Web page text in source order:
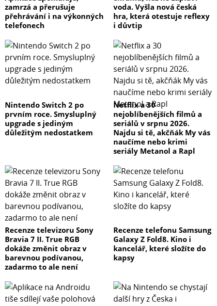
zamrzá a přerušuje
přehrávání i na výkonných
telefonech
voda. Vyšla nová česká
hra, která otestuje reflexy
i důvtip
Nintendo Switch 2 po
prvním roce. Smysluplný
upgrade s jediným
důležitým nedostatkem
Netflix a 30
nejoblíbenějších filmů a
seriálů v srpnu 2026.
Najdu si tě, akčňák My vás
naučíme nebo krimi
seriály Metanol a Rapl
Recenze televizoru Sony
Bravia 7 II. True RGB
dokáže změnit obraz v
barevnou podívanou,
zadarmo to ale není
Recenze telefonu Samsung
Galaxy Z Fold8. Kino i
kancelář, které složíte do
kapsy